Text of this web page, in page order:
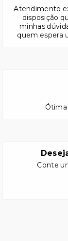
Atendimento
disposição
minhas
quem espera
Ótima
Conte